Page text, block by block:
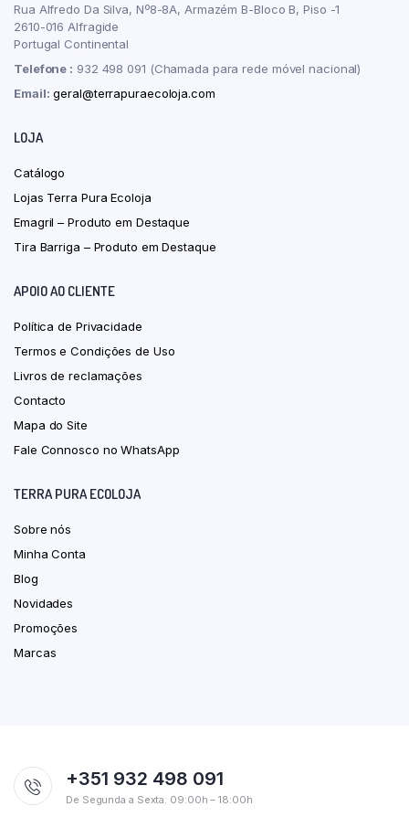
Rua Alfredo Da Silva, Nº8-8A, Armazém B-Bloco B, Piso -1
2610-016 Alfragide
Portugal Continental
Telefone : 932 498 091 (Chamada para rede móvel nacional)
Email: geral@terrapuraecoloja.com
LOJA
Catálogo
Lojas Terra Pura Ecoloja
Emagril – Produto em Destaque
Tira Barriga – Produto em Destaque
APOIO AO CLIENTE
Política de Privacidade
Termos e Condições de Uso
Livros de reclamações
Contacto
Mapa do Site
Fale Connosco no WhatsApp
TERRA PURA ECOLOJA
Sobre nós
Minha Conta
Blog
Novidades
Promoções
Marcas
+351 932 498 091
De Segunda a Sexta: 09:00h – 18:00h